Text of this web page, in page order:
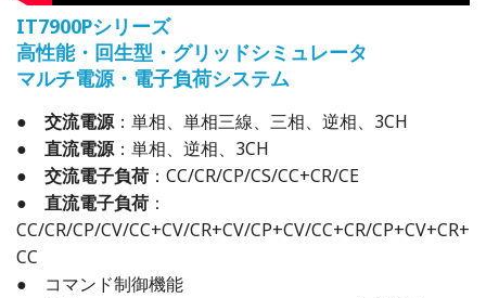
IT7900Pシリーズ
高性能・回生型・ グリッドシミュレータ
マルチ電源・電子負荷システム
● 交流電源：単相、単相三線、三相、逆相、3CH
● 直流電源：単相、逆相、3CH
● 交流電子負荷 ：CC/CR/CP/CS/CC+CR/CE
● 直流電子負荷 ：
CC/CR/CP/CV/CC+CV/CR+CV/CP+CV/CC+CR/CP+CV+CR+
CC
● コマンド制御機能